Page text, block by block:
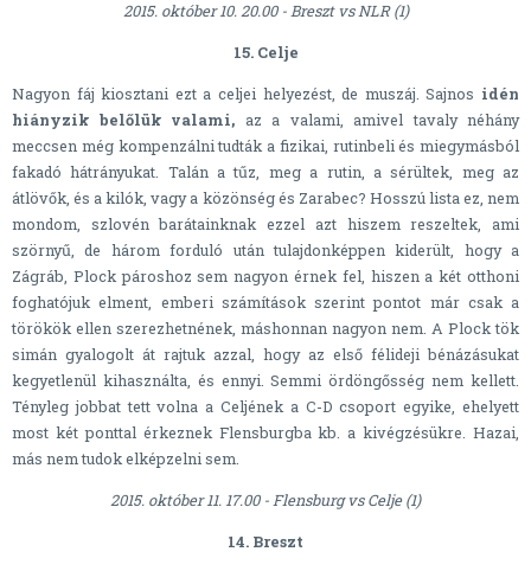
2015. október 10. 20.00 - Breszt vs NLR (1)
15. Celje
Nagyon fáj kiosztani ezt a celjei helyezést, de muszáj. Sajnos idén
hiányzik belőlük valami, az a valami, amivel tavaly néhány
meccsen még kompenzálni tudták a fizikai, rutinbeli és miegymásból
fakadó hátrányukat. Talán a tűz, meg a rutin, a sérültek, meg az
átlövők, és a kilók, vagy a közönség és Zarabec? Hosszú lista ez, nem
mondom, szlovén barátainknak ezzel azt hiszem reszeltek, ami
szörnyű, de három forduló után tulajdonképpen kiderült, hogy a
Zágráb, Plock pároshoz sem nagyon érnek fel, hiszen a két otthoni
foghatójuk elment, emberi számítások szerint pontot már csak a
törökök ellen szerezhetnének, máshonnan nagyon nem. A Plock tök
simán gyalogolt át rajtuk azzal, hogy az első félideji bénázásukat
kegyetlenül kihasználta, és ennyi. Semmi ördöngősség nem kellett.
Tényleg jobbat tett volna a Celjének a C-D csoport egyike, ehelyett
most két ponttal érkeznek Flensburgba kb. a kivégzésükre. Hazai,
más nem tudok elképzelni sem.
2015. október 11. 17.00 - Flensburg vs Celje (1)
14. Breszt